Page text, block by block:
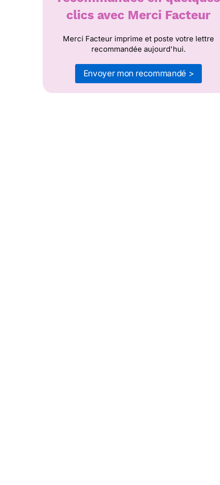
clics avec Merci Facteur
Merci Facteur imprime et poste votre lettre
recommandée aujourd'hui.
Envoyer mon recommandé >